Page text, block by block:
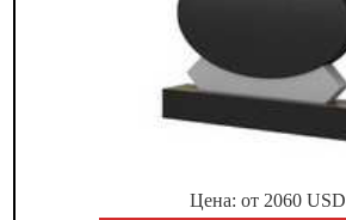
Цена: от 2060USD